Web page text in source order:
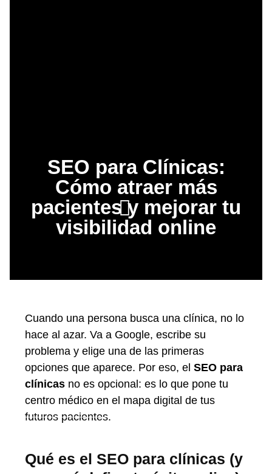
SEO para Clínicas:
Cómo atraer más
pacientes y mejorar tu
visibilidad online
Cuando una persona busca una clínica, no lo
hace al azar. Va a Google, escribe su
problema y elige una de las primeras
opciones que aparece. Por eso, el SEO para
clínicas no es opcional: es lo que pone tu
centro médico en el mapa digital de tus
futuros pacientes.
Qué es el SEO para clínicas (y